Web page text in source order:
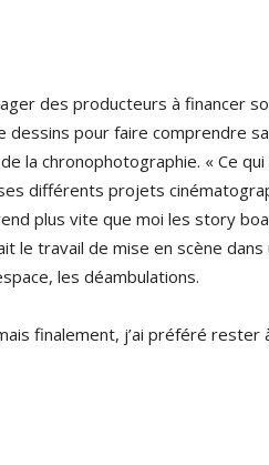
des producteurs à financer
dessins pour faire comprendre
la chronophotographie. « Ce
différents projets
plus vite que moi les story
le travail de mise en scène dans
les déambulations.
finalement, j’ai préféré rester à